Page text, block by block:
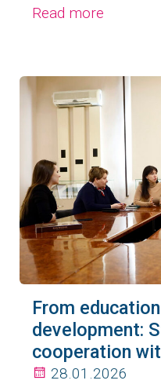
Read more
From
development:
cooperation
28.01.2026